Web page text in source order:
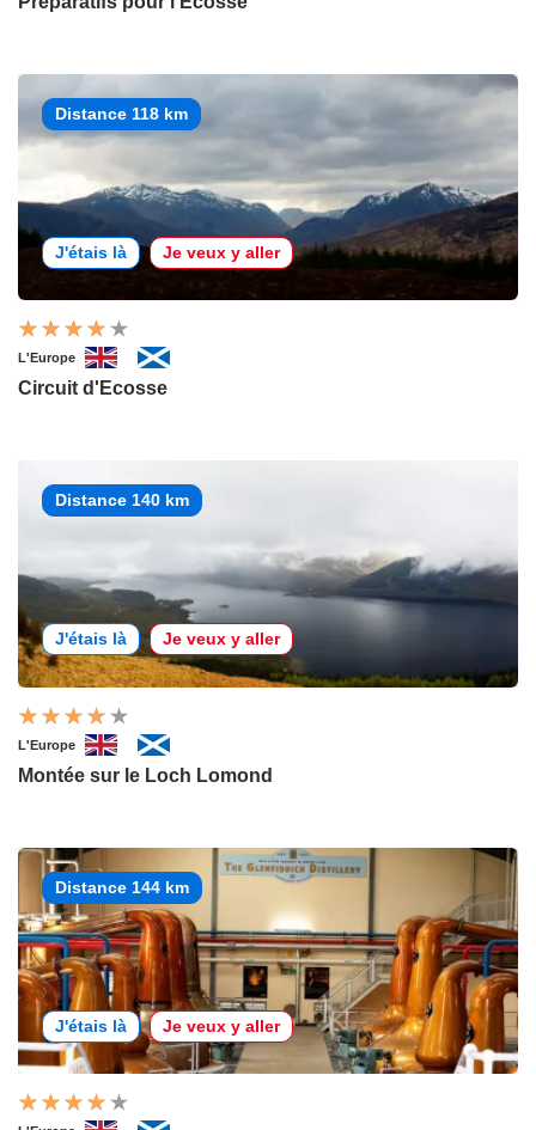
Distance 118 km
J'étais là Je veux y aller
L'Europe
Circuit d'Ecosse
Distance 140 km
J'étais là Je veux y aller
L'Europe
Montée sur le Loch Lomond
Distance 144 km
J'étais là Je veux y aller